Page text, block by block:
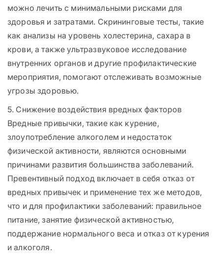
можно лечить с минимальными рисками для
здоровья и затратами. Скрининговые тесты, такие
как анализы на уровень холестерина, сахара в
крови, а также ультразвуковое исследование
внутренних органов и другие профилактические
мероприятия, помогают отслеживать возможные
угрозы здоровью.
5. Снижение воздействия вредных факторов
Вредные привычки, такие как курение,
злоупотребление алкоголем и недостаток
физической активности, являются основными
причинами развития большинства заболеваний.
Превентивный подход включает в себя отказ от
вредных привычек и применение тех же методов,
что и для профилактики заболеваний: правильное
питание, занятие физической активностью,
поддержание нормального веса и отказ от курения
и алкоголя.